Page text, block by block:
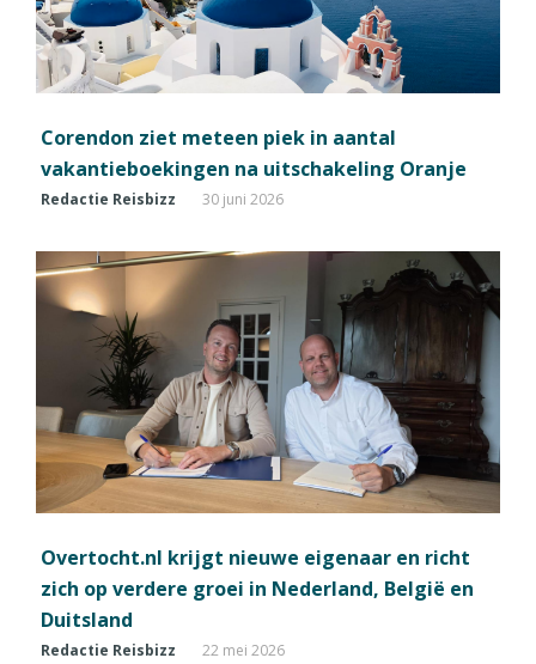
Corendon ziet meteen piek in aantal
vakantieboekingen na uitschakeling Oranje
Redactie Reisbizz 30 juni 2026
Overtocht.nl krijgt nieuwe eigenaar en richt
zich op verdere groei in Nederland, België en
Duitsland
Redactie Reisbizz 22 mei 2026